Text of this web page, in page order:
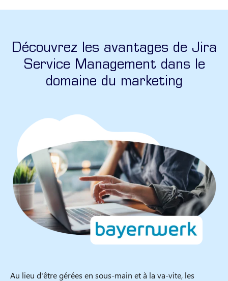
Découvrez les avantages de Jira
Service Management dans le
domaine du marketing
Au lieu d'être gérées en sous-main et à la va-vite, les